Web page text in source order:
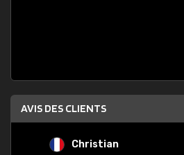
AVIS DES CLIENTS
Christian